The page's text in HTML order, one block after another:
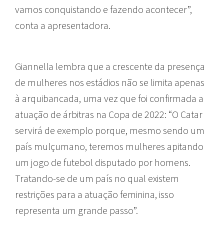
vamos conquistando e fazendo acontecer”,
conta a apresentadora.
Giannella lembra que a crescente da presença
de mulheres nos estádios não se limita apenas
à arquibancada, uma vez que foi confirmada a
atuação de árbitras na Copa de 2022: “O Catar
servirá de exemplo porque, mesmo sendo um
país mulçumano, teremos mulheres apitando
um jogo de futebol disputado por homens.
Tratando-se de um país no qual existem
restrições para a atuação feminina, isso
representa um grande passo”.